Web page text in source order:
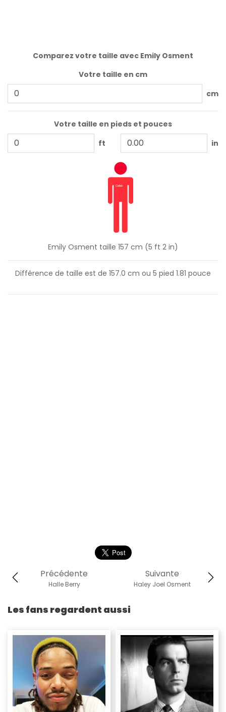
Comparez votre taille avec Emily Osment
Votre taille en cm
cm
Votre taille en pieds et pouces
ft
in
Emily Osment taille 157 cm (5 ft 2 in)
Différence de taille est de 157.0 cm ou 5 pied 1.81 pouce
Suivante
Haley Joel Osment
Précédente
Halle Berry
Les fans regardent aussi